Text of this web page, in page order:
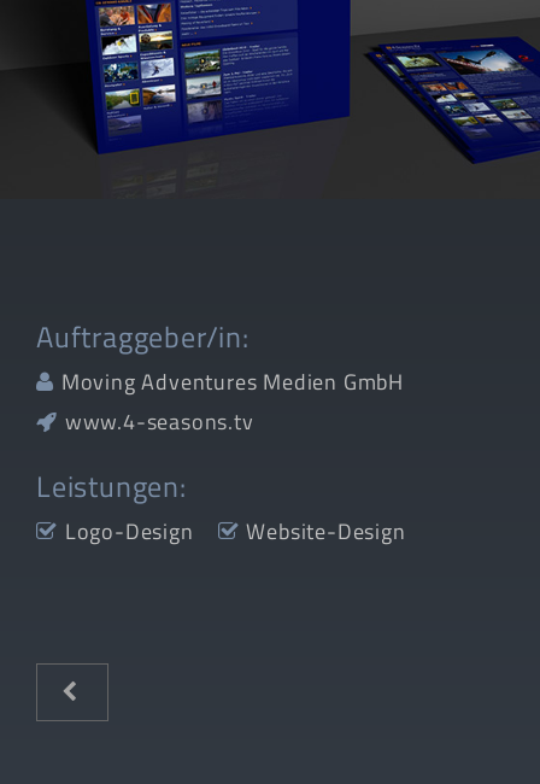
Auftraggeber/in:
Moving Adventures Medien GmbH
www.4-seasons.tv
Leistungen:
Logo-Design Website-Design